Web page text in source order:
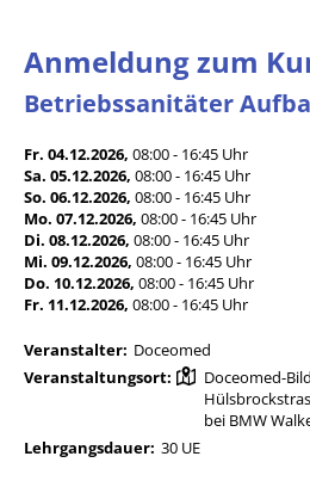
Anmeldung zum
Betriebssanitäter
Fr. 04.12.2026, 08:00 - 16:45 Uhr
Sa. 05.12.2026, 08:00 - 16:45 Uhr
So. 06.12.2026, 08:00 - 16:45 Uhr
Mo. 07.12.2026, 08:00 - 16:45 Uhr
Di. 08.12.2026, 08:00 - 16:45 Uhr
Mi. 09.12.2026, 08:00 - 16:45 Uhr
Do. 10.12.2026, 08:00 - 16:45 Uhr
Fr. 11.12.2026, 08:00 - 16:45 Uhr
Veranstalter: Doceomed
Veranstaltungsort:
Doceomed-
bei BMW
Lehrgangsdauer: 30 UE